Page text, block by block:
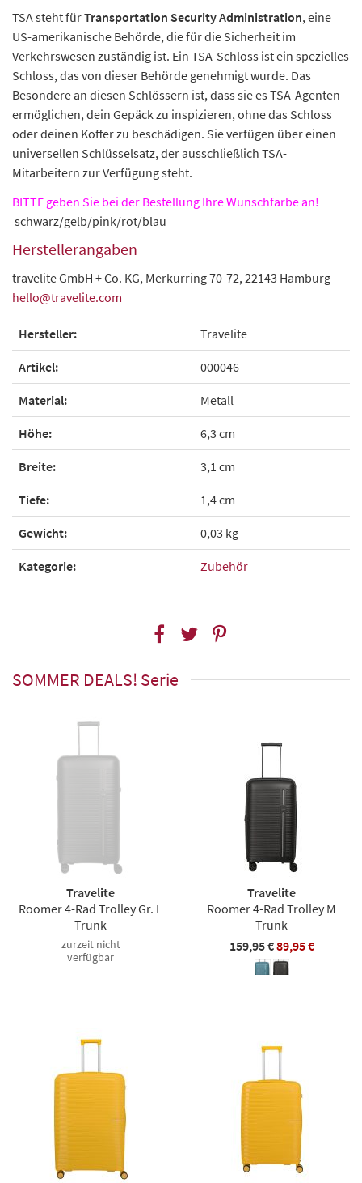
TSA steht fürTransportation Security Administration, eine
US-amerikanische Behörde, die für die Sicherheit im
Verkehrswesen zuständig ist. Ein TSA-Schloss ist ein spezielles
Schloss, das von dieser Behörde genehmigt wurde. Das
Besondere an diesen Schlössern ist, dass sie es TSA-Agenten
ermöglichen, dein Gepäck zu inspizieren, ohne das Schloss
oder deinen Koffer zu beschädigen. Sie verfügen über einen
universellen Schlüsselsatz, der ausschließlich TSA-
Mitarbeitern zur Verfügung steht.
BITTE geben Sie bei der Bestellung Ihre Wunschfarbe an!
schwarz/gelb/pink/rot/blau
Herstellerangaben
travelite GmbH + Co. KG, Merkurring 70-72, 22143 Hamburg
hello@travelite.com
Hersteller: Travelite
Artikel: 000046
Material: Metall
Höhe: 6,3 cm
Breite: 3,1 cm
Tiefe: 1,4 cm
Gewicht: 0,03 kg
Kategorie: Zubehör
SOMMER DEALS! Serie
Travelite
Roomer 4-Rad Trolley Gr. L
Trunk
zurzeit nicht
verfügbar
Travelite
Roomer 4-Rad Trolley M
Trunk
159,95 €89,95 €